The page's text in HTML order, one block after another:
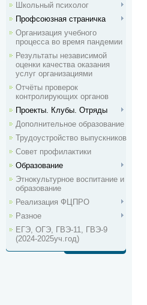
Школьный психолог
Профсоюзная страничка
Организация учебного
процесса во время пандемии
Результаты независимой
оценки качества оказания
услуг организациями
Отчёты проверок
контролирующих органов
Проекты. Клубы. Отряды
Дополнительное образование
Трудоустройство выпускников
Совет профилактики
Образование
Этнокультурное воспитание и
образование
Реализация ФЦПРО
Разное
ЕГЭ, ОГЭ, ГВЭ-11, ГВЭ-9
(2024-2025уч.год)